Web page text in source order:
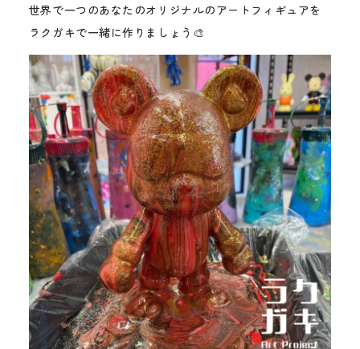
世界で一つのあなたのオリジナルのアートフィギュアを
ラクガキで一緒に作りましょう🎨